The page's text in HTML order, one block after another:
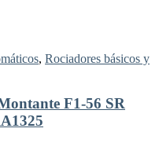
, Rociadores básicos y
F1-56 SR